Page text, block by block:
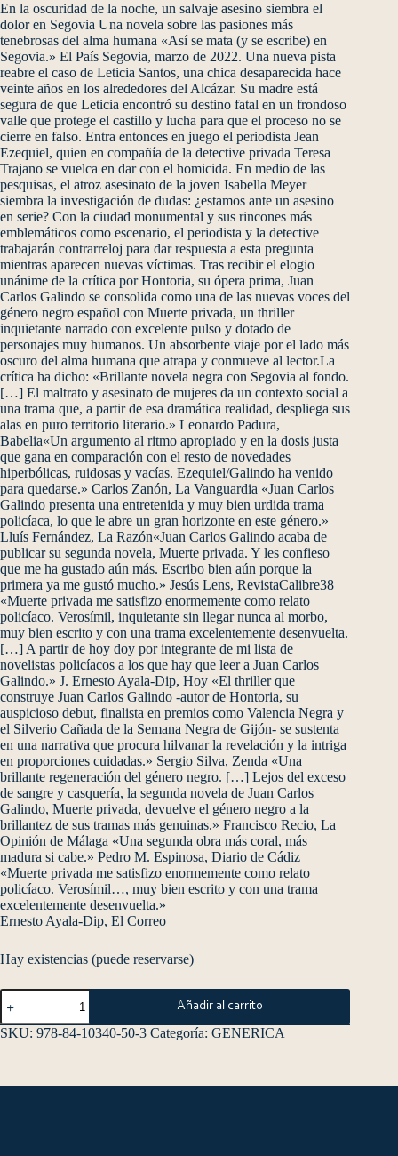
En la oscuridad de la noche, un salvaje asesino siembra el
dolor en Segovia Una novela sobre las pasiones más
tenebrosas del alma humana «Así se mata (y se escribe) en
Segovia.» El País Segovia, marzo de 2022. Una nueva pista
reabre el caso de Leticia Santos, una chica desaparecida hace
veinte años en los alrededores del Alcázar. Su madre está
segura de que Leticia encontró su destino fatal en un frondoso
valle que protege el castillo y lucha para que el proceso no se
cierre en falso. Entra entonces en juego el periodista Jean
Ezequiel, quien en compañía de la detective privada Teresa
Trajano se vuelca en dar con el homicida. En medio de las
pesquisas, el atroz asesinato de la joven Isabella Meyer
siembra la investigación de dudas: ¿estamos ante un asesino
en serie? Con la ciudad monumental y sus rincones más
emblemáticos como escenario, el periodista y la detective
trabajarán contrarreloj para dar respuesta a esta pregunta
mientras aparecen nuevas víctimas. Tras recibir el elogio
unánime de la crítica por Hontoria, su ópera prima, Juan
Carlos Galindo se consolida como una de las nuevas voces del
género negro español con Muerte privada, un thriller
inquietante narrado con excelente pulso y dotado de
personajes muy humanos. Un absorbente viaje por el lado más
oscuro del alma humana que atrapa y conmueve al lector.La
crítica ha dicho: «Brillante novela negra con Segovia al fondo.
[…] El maltrato y asesinato de mujeres da un contexto social a
una trama que, a partir de esa dramática realidad, despliega sus
alas en puro territorio literario.» Leonardo Padura,
Babelia«Un argumento al ritmo apropiado y en la dosis justa
que gana en comparación con el resto de novedades
hiperbólicas, ruidosas y vacías. Ezequiel/Galindo ha venido
para quedarse.» Carlos Zanón, La Vanguardia «Juan Carlos
Galindo presenta una entretenida y muy bien urdida trama
policíaca, lo que le abre un gran horizonte en este género.»
Lluís Fernández, La Razón«Juan Carlos Galindo acaba de
publicar su segunda novela, Muerte privada. Y les confieso
que me ha gustado aún más. Escribo bien aún porque la
primera ya me gustó mucho.» Jesús Lens, RevistaCalibre38
«Muerte privada me satisfizo enormemente como relato
policíaco. Verosímil, inquietante sin llegar nunca al morbo,
muy bien escrito y con una trama excelentemente desenvuelta.
[…] A partir de hoy doy por integrante de mi lista de
novelistas policíacos a los que hay que leer a Juan Carlos
Galindo.» J. Ernesto Ayala-Dip, Hoy «El thriller que
construye Juan Carlos Galindo -autor de Hontoria, su
auspicioso debut, finalista en premios como Valencia Negra y
el Silverio Cañada de la Semana Negra de Gijón- se sustenta
en una narrativa que procura hilvanar la revelación y la intriga
en proporciones cuidadas.» Sergio Silva, Zenda «Una
brillante regeneración del género negro. […] Lejos del exceso
de sangre y casquería, la segunda novela de Juan Carlos
Galindo, Muerte privada, devuelve el género negro a la
brillantez de sus tramas más genuinas.» Francisco Recio, La
Opinión de Málaga «Una segunda obra más coral, más
madura si cabe.» Pedro M. Espinosa, Diario de Cádiz
«Muerte privada me satisfizo enormemente como relato
policíaco. Verosímil…, muy bien escrito y con una trama
excelentemente desenvuelta.»
Ernesto Ayala-Dip, El Correo
Hay existencias (puede reservarse)
Añadir al carrito
SKU: 978-84-10340-50-3 Categoría: GENERICA